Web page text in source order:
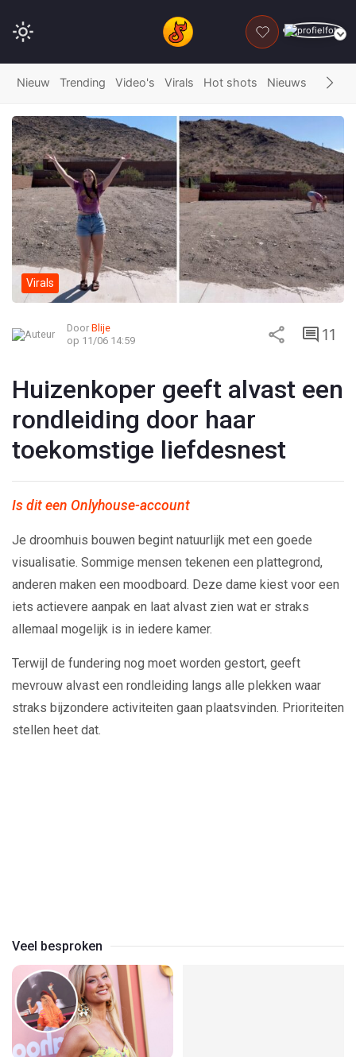
DONEER
Nieuw Trending Video's Virals Hot shots Nieuws Fails
Virals
Door Blije
op 11/06 14:59
11
Huizenkoper geeft alvast een
rondleiding door haar
toekomstige liefdesnest
Is dit een Onlyhouse-account
Je droomhuis bouwen begint natuurlijk met een goede
visualisatie. Sommige mensen tekenen een plattegrond,
anderen maken een moodboard. Deze dame kiest voor een
iets actievere aanpak en laat alvast zien wat er straks
allemaal mogelijk is in iedere kamer.
Terwijl de fundering nog moet worden gestort, geeft
mevrouw alvast een rondleiding langs alle plekken waar
straks bijzondere activiteiten gaan plaatsvinden. Prioriteiten
stellen heet dat.
Veel besproken